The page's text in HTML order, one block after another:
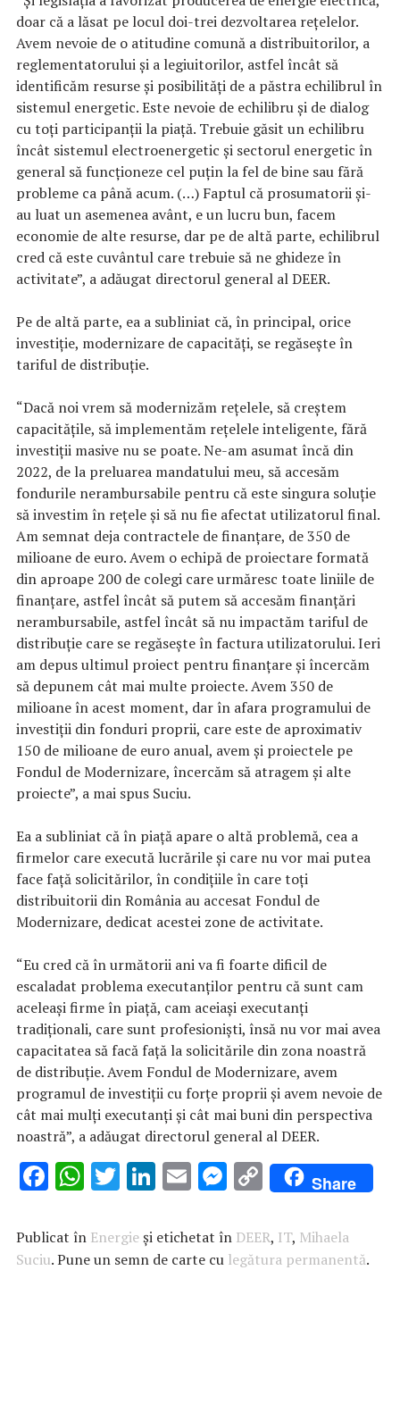
doar că a lăsat pe locul doi-trei dezvoltarea reţelelor.
Avem nevoie de o atitudine comună a distribuitorilor, a
reglementatorului şi a legiuitorilor, astfel încât să
identificăm resurse şi posibilităţi de a păstra echilibrul în
sistemul energetic. Este nevoie de echilibru şi de dialog
cu toţi participanţii la piaţă. Trebuie găsit un echilibru
încât sistemul electroenergetic şi sectorul energetic în
general să funcţioneze cel puţin la fel de bine sau fără
probleme ca până acum. (…) Faptul că prosumatorii şi-
au luat un asemenea avânt, e un lucru bun, facem
economie de alte resurse, dar pe de altă parte, echilibrul
cred că este cuvântul care trebuie să ne ghideze în
activitate”, a adăugat directorul general al DEER.
Pe de altă parte, ea a subliniat că, în principal, orice
investiţie, modernizare de capacităţi, se regăseşte în
tariful de distribuţie.
“Dacă noi vrem să modernizăm reţelele, să creştem
capacităţile, să implementăm reţelele inteligente, fără
investiţii masive nu se poate. Ne-am asumat încă din
2022, de la preluarea mandatului meu, să accesăm
fondurile nerambursabile pentru că este singura soluţie
să investim în reţele şi să nu fie afectat utilizatorul final.
Am semnat deja contractele de finanţare, de 350 de
milioane de euro. Avem o echipă de proiectare formată
din aproape 200 de colegi care urmăresc toate liniile de
finanţare, astfel încât să putem să accesăm finanţări
nerambursabile, astfel încât să nu impactăm tariful de
distribuţie care se regăseşte în factura utilizatorului. Ieri
am depus ultimul proiect pentru finanţare şi încercăm
să depunem cât mai multe proiecte. Avem 350 de
milioane în acest moment, dar în afara programului de
investiţii din fonduri proprii, care este de aproximativ
150 de milioane de euro anual, avem şi proiectele pe
Fondul de Modernizare, încercăm să atragem şi alte
proiecte”, a mai spus Suciu.
Ea a subliniat că în piaţă apare o altă problemă, cea a
firmelor care execută lucrările şi care nu vor mai putea
face faţă solicitărilor, în condiţiile în care toţi
distribuitorii din România au accesat Fondul de
Modernizare, dedicat acestei zone de activitate.
“Eu cred că în următorii ani va fi foarte dificil de
escaladat problema executanţilor pentru că sunt cam
aceleaşi firme în piaţă, cam aceiaşi executanţi
tradiţionali, care sunt profesionişti, însă nu vor mai avea
capacitatea să facă faţă la solicitările din zona noastră
de distribuţie. Avem Fondul de Modernizare, avem
programul de investiţii cu forţe proprii şi avem nevoie de
cât mai mulţi executanţi şi cât mai buni din perspectiva
noastră”, a adăugat directorul general al DEER.
F
e
b
W
at
s
T
it
te
Li
k
e
E
ai
l
M
se
n
C
o
p
y
Share
Publicat în Energieși etichetat în DEER, IT, Mihaela
Suciu. Pune un semn de carte cu legătura permanentă.